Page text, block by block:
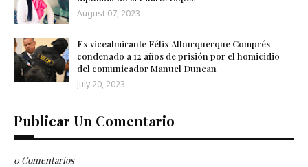
August 07, 2023
Ex vicealmirante Félix Alburquerque Comprés
condenado a 12 años de prisión por el homicidio
del comunicador Manuel Duncan
July 20, 2023
Publicar Un Comentario
0 Comentarios